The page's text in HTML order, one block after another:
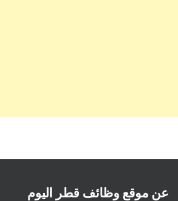
عن موقع وظائف قطر اليوم